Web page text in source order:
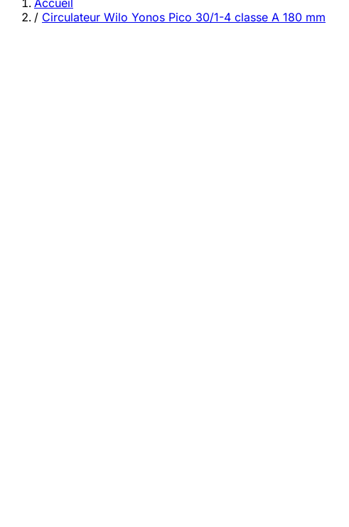
Accueil
/ Circulateur Wilo Yonos Pico 30/1-4 classe A 180 mm